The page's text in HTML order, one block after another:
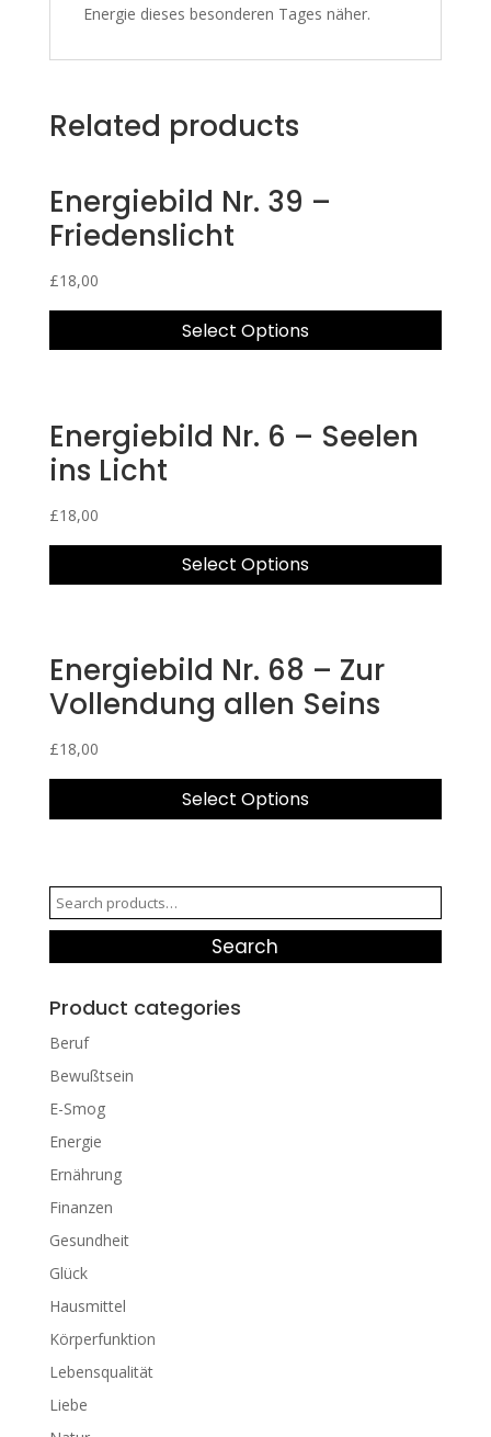
Energie dieses besonderen Tages näher.
Related products
Energiebild Nr. 39 –
Friedenslicht
£18,00
Select Options
Energiebild Nr. 6 – Seelen
ins Licht
£18,00
Select Options
Energiebild Nr. 68 – Zur
Vollendung allen Seins
£18,00
Select Options
Search
for:
Search
Product categories
Beruf
Bewußtsein
E-Smog
Energie
Ernährung
Finanzen
Gesundheit
Glück
Hausmittel
Körperfunktion
Lebensqualität
Liebe